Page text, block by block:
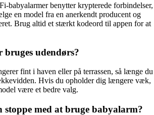
babyalarmer benytter krypterede forbindelser,
en model fra en anerkendt producent og
Brug altid et stærkt kodeord til appen for at
udendørs?
fint i haven eller på terrassen, så længe du
Hvis du opholder dig længere væk,
være et bedre valg.
med at bruge babyalarm?